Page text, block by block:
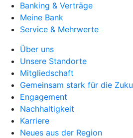
Banking & Verträge
Meine Bank
Service & Mehrwerte
Über uns
Unsere Standorte
Mitgliedschaft
Gemeinsam stark für die
Engagement
Nachhaltigkeit
Karriere
Neues aus der Region